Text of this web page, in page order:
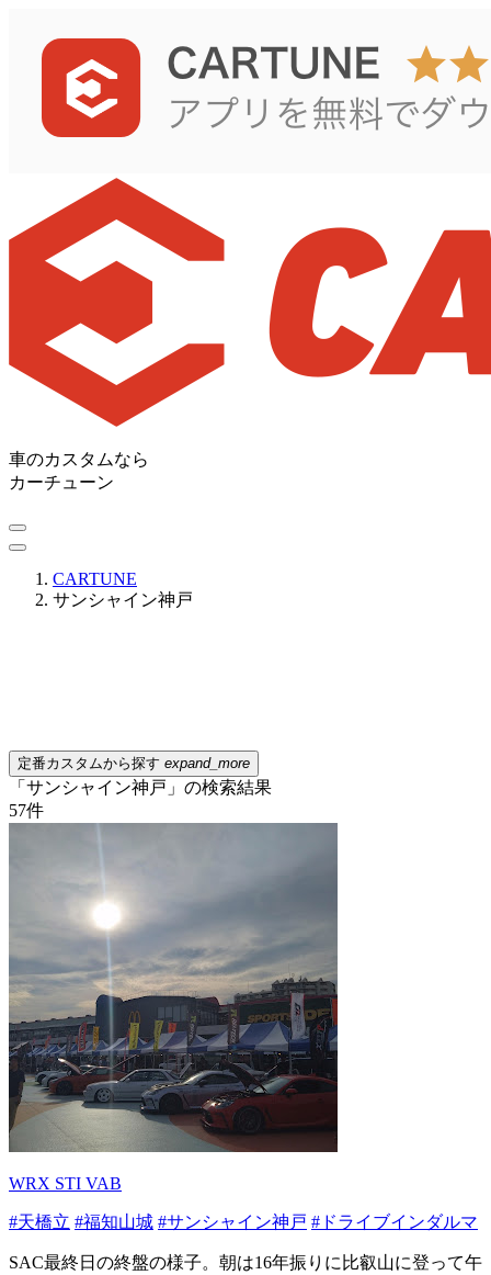
車のカスタムなら
カーチューン
CARTUNE
サンシャイン神戸
定番カスタムから探す expand_more
「サンシャイン神戸」の検索結果
57件
WRX STI VAB
#天橋立 #福知山城 #サンシャイン神戸 #ドライブインダルマ
SAC最終日の終盤の様子。朝は16年振りに比叡山に登って午